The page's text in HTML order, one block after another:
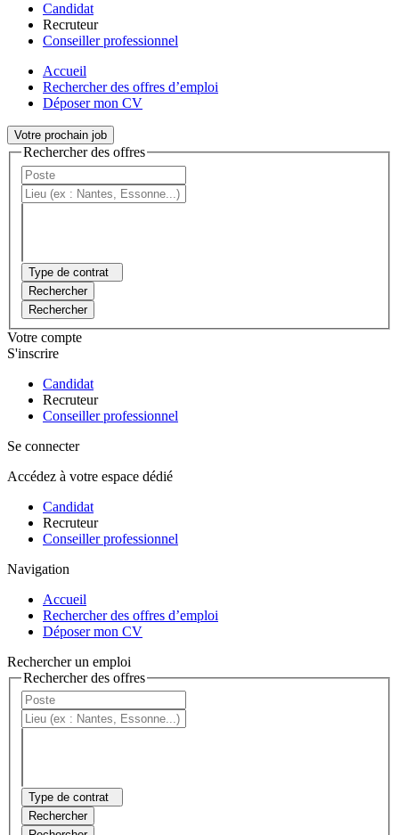
Candidat
Recruteur
Conseiller professionnel
Accueil
Rechercher des offres d’emploi
Déposer mon CV
Votre prochain job
Rechercher des offres
Type de contrat
Rechercher
Rechercher
Votre compte
S'inscrire
Candidat
Recruteur
Conseiller professionnel
Se connecter
Accédez à votre espace dédié
Candidat
Recruteur
Conseiller professionnel
Navigation
Accueil
Rechercher des offres d’emploi
Déposer mon CV
Rechercher un emploi
Rechercher des offres
Type de contrat
Rechercher